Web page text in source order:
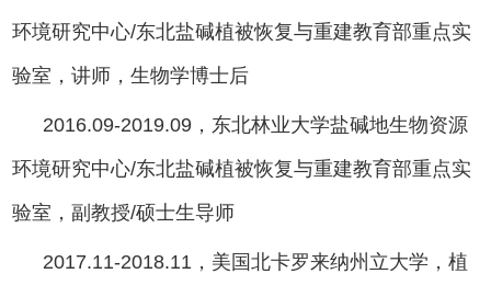
环境研究中心/东北盐碱植被恢复与重建教育部重点实
验室，讲师，生物学博士后
2016.09-2019.09，东北林业大学盐碱地生物资源
环境研究中心/东北盐碱植被恢复与重建教育部重点实
验室，副教授/硕士生导师
2017.11-2018.11，美国北卡罗来纳州立大学，植